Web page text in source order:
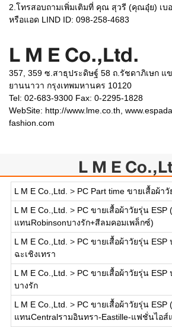
2.โทรสอบถามเพิ่มเติมที่ คุณ สุวรี (คุณอุ๋ย) เบ
หรือแอด LIND ID: 098-258-4683
L M E Co.,Ltd.
357, 359 ซ.สาธุประดิษฐ์ 58 ถ.รัชดาภิเษก แ
ยานนาวา กรุงเทพมหานคร 10120
Tel: 02-683-9300 Fax: 0-2295-1828
WebSite: http://www.lme.co.th,
fashion.com
L M E
L M E Co.,Ltd. > PC Part time ขายเสื้อผ้า
L M E Co.,Ltd. > PC ขายเสื้อผ้าวัยรุ่น ESP
แทนRobinsonบางรัก+สีลมคอมเพล็กซ์)
L M E Co.,Ltd. > PC ขายเสื้อผ้าวัยรุ่น ESP
ฉะเชิงเทรา
L M E Co.,Ltd. > PC ขายเสื้อผ้าวัยรุ่น ESP
บางรัก
L M E Co.,Ltd. > PC ขายเสื้อผ้าวัยรุ่น ESP
แทนCentralรามอินทรา-Eastille-แฟชั่นไอส์